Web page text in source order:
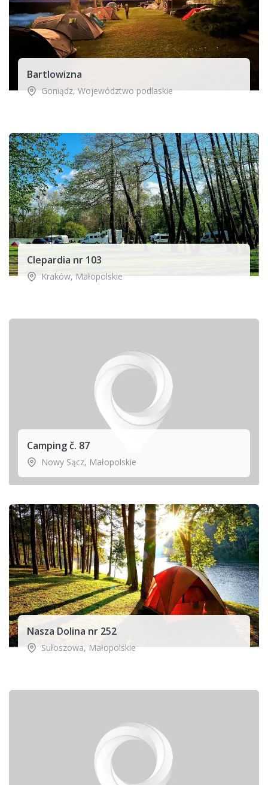
Bartlowizna
Goniądz,Województwo podlaskie
Clepardia nr 103
Kraków,Małopolskie
Camping č. 87
Nowy Sącz, Małopolskie
Nasza Dolina nr 252
Sułoszowa,Małopolskie